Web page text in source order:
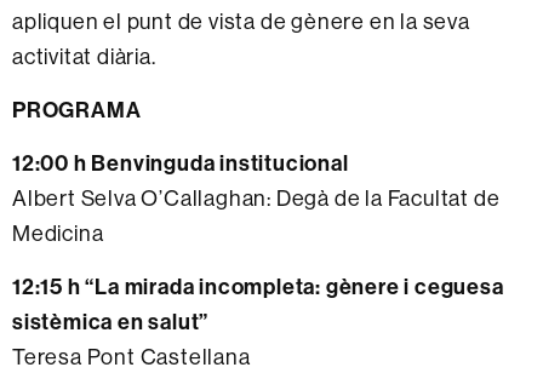
apliquen el punt de vista de gènere en la seva
activitat diària.
PROGRAMA
12:00 h Benvinguda institucional
Albert Selva O’Callaghan: Degà de la Facultat de
Medicina
12:15 h “La mirada incompleta: gènere i ceguesa
sistèmica en salut”
Teresa Pont Castellana